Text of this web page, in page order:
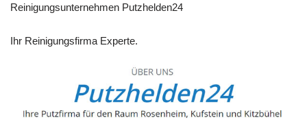
Reinigungsunternehmen Putzhelden24
Ihr Reinigungsfirma Experte.